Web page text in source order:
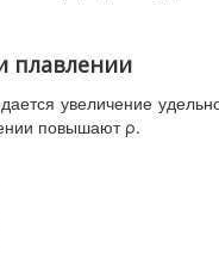
плавлении
увеличение
повышают ρ.